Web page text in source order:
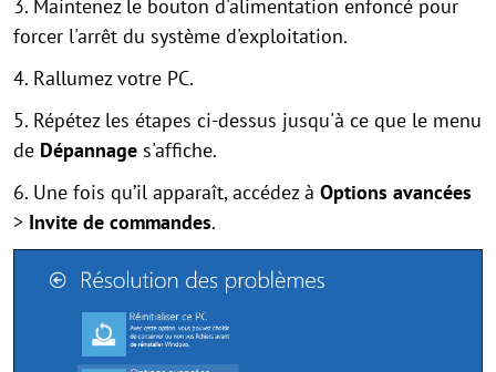
3. Maintenez le bouton d'alimentation enfoncé pour
forcer l'arrêt du système d'exploitation.
4. Rallumez votre PC.
5. Répétez les étapes ci-dessus jusqu'à ce que le menu
de Dépannage s'affiche.
6. Une fois qu’il apparaît, accédez à Options avancées
> Invite de commandes.